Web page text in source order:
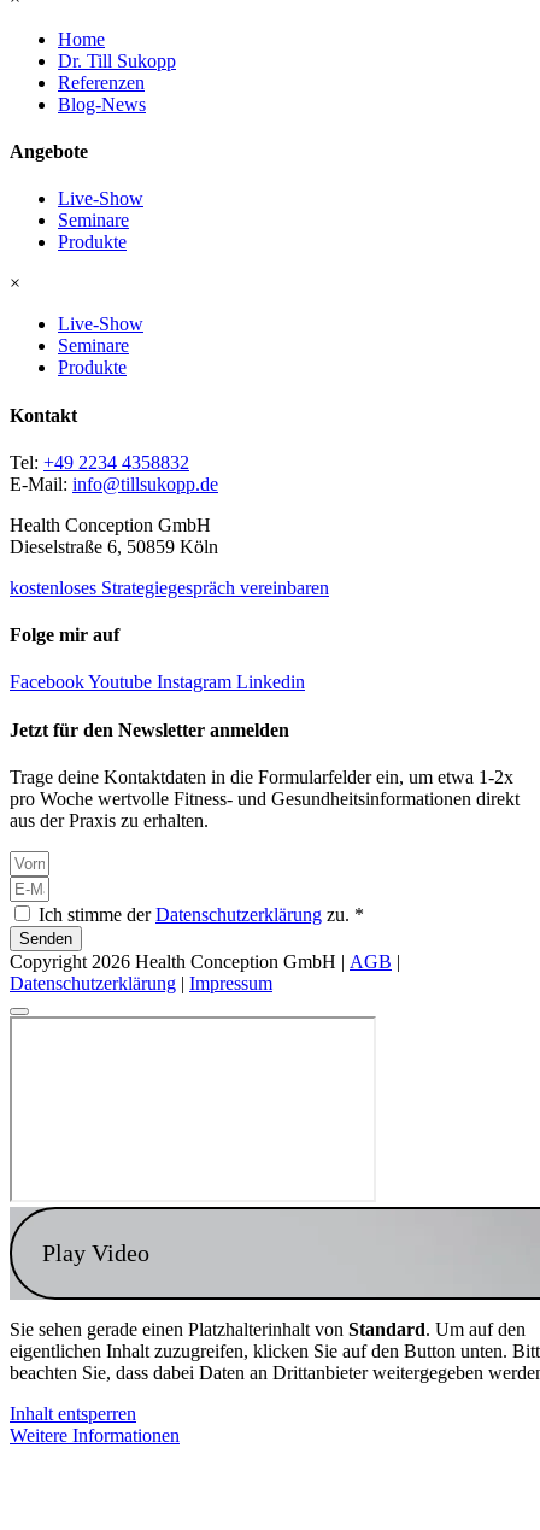
Home
Dr. Till Sukopp
Referenzen
Blog-News
Angebote
Live-Show
Seminare
Produkte
×
Live-Show
Seminare
Produkte
Kontakt
Tel: +49 2234 4358832
E-Mail: info@tillsukopp.de
Health Conception GmbH
Dieselstraße 6, 50859 Köln
kostenloses Strategiegespräch vereinbaren
Folge mir auf
FacebookYoutube Instagram Linkedin
Jetzt für den Newsletter anmelden
Trage deine Kontaktdaten in die Formularfelder ein, um etwa 1-2x
pro Woche wertvolle Fitness- und Gesundheitsinformationen direkt
aus der Praxis zu erhalten.
Ich stimme derDatenschutzerklärung zu. *
Senden
Copyright 2026 Health Conception GmbH | AGB |
Datenschutzerklärung | Impressum
Play Video
Sie sehen gerade einen Platzhalterinhalt von Standard. Um auf den
eigentlichen Inhalt zuzugreifen, klicken Sie auf den Button unten.
beachten Sie, dass dabei Daten an Drittanbieter weitergegeben
Inhalt entsperren
Weitere Informationen